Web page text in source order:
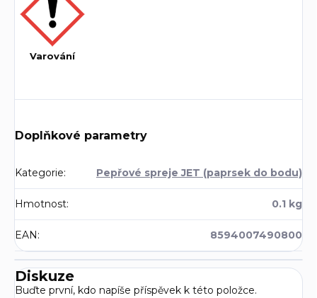
Varování
Doplňkové parametry
Kategorie: Pepřové spreje JET (paprsek do bodu)
Hmotnost: 0.1 kg
EAN : 8594007490800
Diskuze
Buďte první, kdo napíše příspěvek k této položce.